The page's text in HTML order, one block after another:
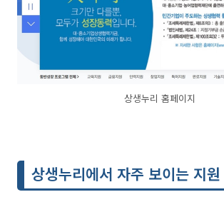
상생누리 홈페이지
상생누리에서 자주 보이는 지